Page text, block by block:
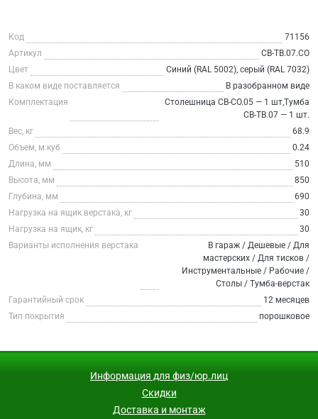
Код
71156
Артикул
СВ-ТВ.07.СО
Цвет
Синий (RAL 5002), серый (RAL 7032)
В каком виде поставляется
В разобранном виде
Комплектация
Столешница СВ-СО.05 — 1 шт,Тумба
СВ-ТВ.07 — 1 шт.
Вес, кг
68.9
Объем, м.куб
0.24
Длина, мм
510
Высота, мм
850
Глубина, мм
690
Нагрузка на ящик верстака, кг
30
Нагрузка на ящик, кг
30
Варианты исполнения верстака
В гараж / Дешевые / Для
мастерских / Для тисков /
Инструментальные / Рабочие /
Столы / Тумба-верстак
Гарантийный срок
12 месяцев
Тип покрытия
порошковое
Информация для физ/юр.лиц
Скидки
Доставка и монтаж